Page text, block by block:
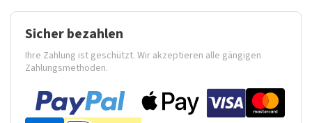
Sicher bezahlen
Ihre Zahlung ist geschützt. Wir akzeptieren alle gängigen
Zahlungsmethoden.